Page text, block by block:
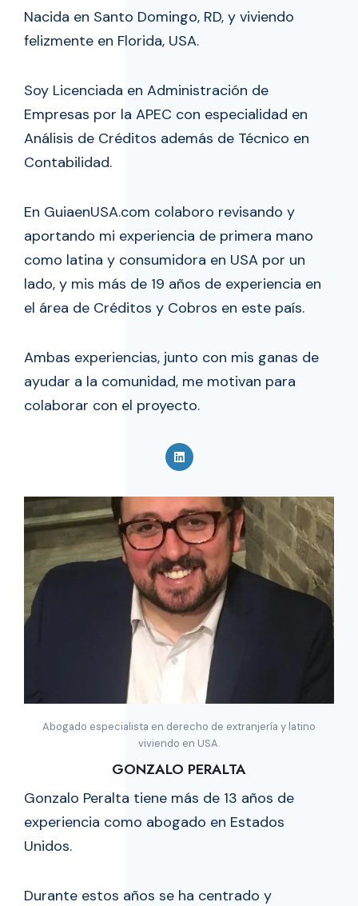
Nacida en Santo Domingo, RD, y viviendo
felizmente en Florida, USA.
Soy Licenciada en Administración de
Empresas por la APEC con especialidad en
Análisis de Créditos además de Técnico en
Contabilidad.
En GuiaenUSA.com colaboro revisando y
aportando mi experiencia de primera mano
como latina y consumidora en USA por un
lado, y mis más de 19 años de experiencia en
el área de Créditos y Cobros en este país.
Ambas experiencias, junto con mis ganas de
ayudar a la comunidad, me motivan para
colaborar con el proyecto.
Abogado especialista en derecho de extranjería y latino
viviendo en USA.
GONZALO PERALTA
Gonzalo Peralta tiene más de 13 años de
experiencia como abogado en Estados
Unidos.
Durante estos años se ha centrado y